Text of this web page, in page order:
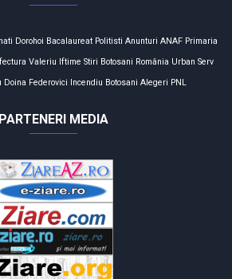
Dorohoi Bacalaureat Politisti Anunturi ANAF Primaria
Valeriu Iftime Stiri Botosani România Urban Serv
Doina Federovici Incendiu Botosani Alegeri PNL
PARTENERI MEDIA